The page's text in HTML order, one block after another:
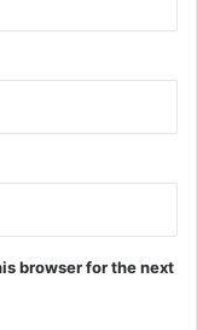
browser for the next